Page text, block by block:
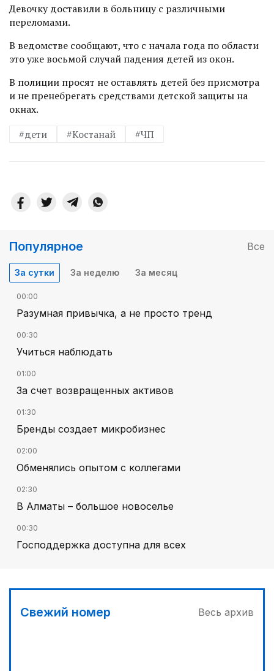
Девочку доставили в больницу с различными
переломами.
В ведомстве сообщают, что с начала года по области
это уже восьмой случай падения детей из окон.
В полиции просят не оставлять детей без присмотра
и не пренебрегать средствами детской защиты на
окнах.
#дети
#Костанай #ЧП
Популярное Все
За сутки За неделю За месяц
00:00
Разумная привычка, а не просто тренд
00:30
Учиться наблюдать
01:00
За счет возвращенных активов
01:30
Бренды создает микробизнес
02:00
Обменялись опытом с коллегами
02:30
В Алматы – большое новоселье
00:30
Господдержка доступна для всех
Свежий номер Весь архив